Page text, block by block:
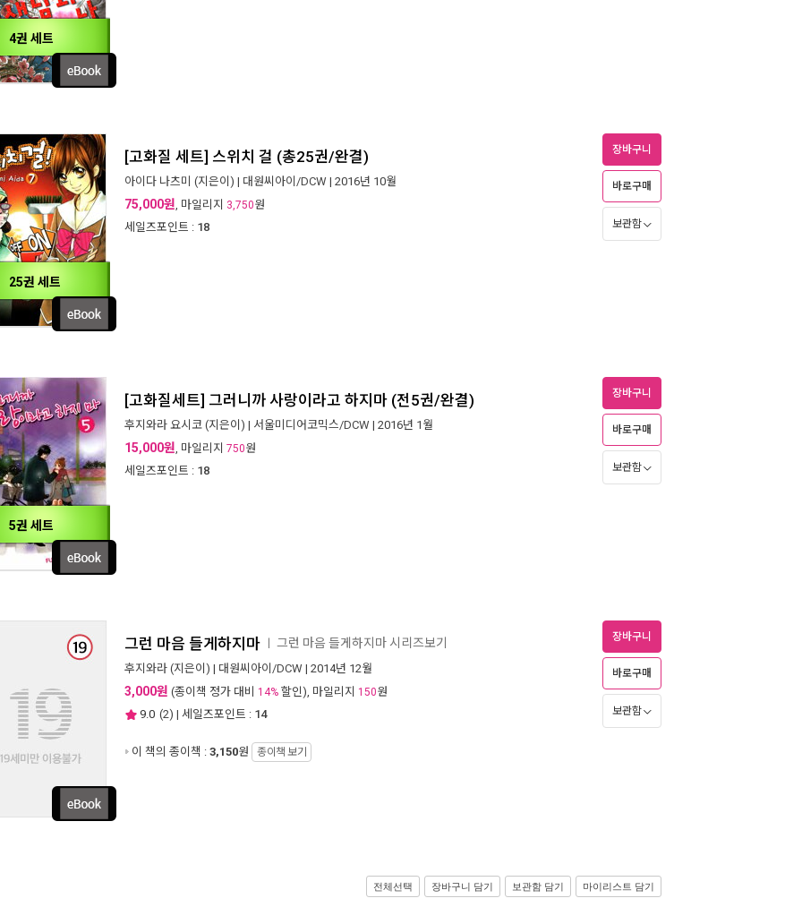
4권 세트
25권 세트
[고화질 세트] 스위치 걸 (총25권/완결)
아이다 나츠미 (지은이) | 대원씨아이/DCW | 2016년 10월
75,000원, 마일리지 3,750원
세일즈포인트 : 18
장바구니
바로구매
보관함
5권 세트
[고화질세트] 그러니까 사랑이라고 하지마 (전5권/완결)
후지와라 요시코 (지은이) | 서울미디어코믹스/DCW | 2016년 1월
15,000원, 마일리지 750원
세일즈포인트 : 18
장바구니
바로구매
보관함
그런 마음 들게하지마 그런 마음 들게하지마 시리즈보기
후지와라 (지은이) | 대원씨아이/DCW | 2014년 12월
3,000원 (종이책 정가 대비 14% 할인), 마일리지 150원
9.0 (2) | 세일즈포인트 : 14
이 책의 종이책 : 3,150원 종이책 보기
장바구니
바로구매
보관함
전체선택 장바구니 담기 보관함 담기 마이리스트 담기